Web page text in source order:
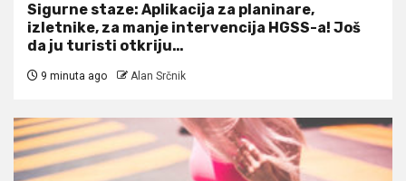
Sigurne staze: Aplikacija za planinare,
izletnike, za manje intervencija HGSS-a! Još
da ju turisti otkriju…
9 minuta ago Alan Srčnik